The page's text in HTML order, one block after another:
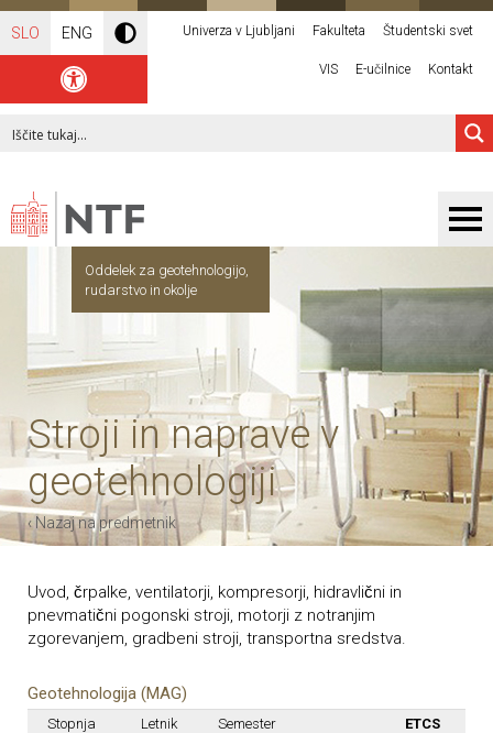
SLO ENG Univerza v Ljubljani Fakulteta Študentski svet
VIS E-učilnice Kontakt
Oddelek za geotehnologijo,
rudarstvo in okolje
Stroji in naprave v
geotehnologiji
‹ Nazaj na predmetnik
Uvod, črpalke, ventilatorji, kompresorji, hidravlični in
pnevmatični pogonski stroji, motorji z notranjim
zgorevanjem, gradbeni stroji, transportna sredstva.
Geotehnologija (MAG)
Stopnja Letnik Semester ETCS